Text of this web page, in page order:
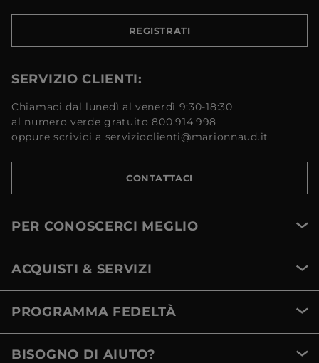
REGISTRATI
SERVIZIO CLIENTI:
Chiamaci dal lunedì al venerdì 9:30-18:30
al numero verde gratuito 800.914.998
oppure scrivici a servizioclienti@marionnaud.it
CONTATTACI
PER CONOSCERCI MEGLIO
ACQUISTI & SERVIZI
PROGRAMMA FEDELTÀ
BISOGNO DI AIUTO?